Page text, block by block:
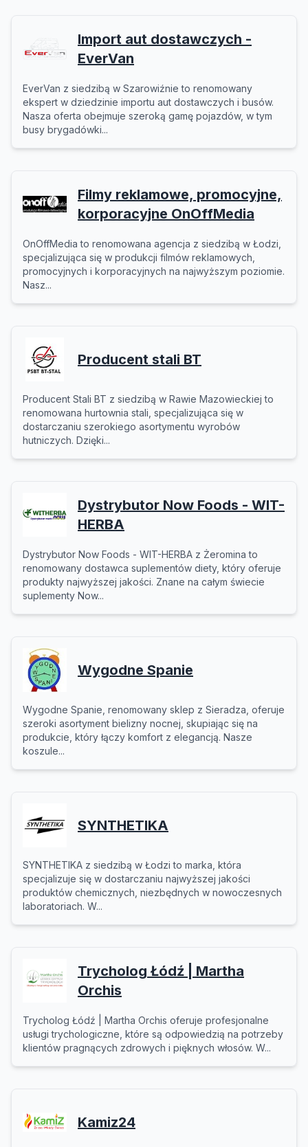
Import aut dostawczych -
EverVan
EverVan z siedzibą w Szarowiźnie to renomowany
ekspert w dziedzinie importu aut dostawczych i busów.
Nasza oferta obejmuje szeroką gamę pojazdów, w tym
busy brygadówki...
Filmy reklamowe, promocyjne,
korporacyjne OnOffMedia
OnOffMedia to renomowana agencja z siedzibą w Łodzi,
specjalizująca się w produkcji filmów reklamowych,
promocyjnych i korporacyjnych na najwyższym poziomie.
Nasz...
Producent stali BT
Producent Stali BT z siedzibą w Rawie Mazowieckiej to
renomowana hurtownia stali, specjalizująca się w
dostarczaniu szerokiego asortymentu wyrobów
hutniczych. Dzięki...
Dystrybutor Now Foods - WIT-
HERBA
Dystrybutor Now Foods - WIT-HERBA z Żeromina to
renomowany dostawca suplementów diety, który oferuje
produkty najwyższej jakości. Znane na całym świecie
suplementy Now...
Wygodne Spanie
Wygodne Spanie, renomowany sklep z Sieradza, oferuje
szeroki asortyment bielizny nocnej, skupiając się na
produkcie, który łączy komfort z elegancją. Nasze
koszule...
SYNTHETIKA
SYNTHETIKA z siedzibą w Łodzi to marka, która
specjalizuje się w dostarczaniu najwyższej jakości
produktów chemicznych, niezbędnych w nowoczesnych
laboratoriach. W...
Trycholog Łódź | Martha
Orchis
Trycholog Łódź | Martha Orchis oferuje profesjonalne
usługi trychologiczne, które są odpowiedzią na potrzeby
klientów pragnących zdrowych i pięknych włosów. W...
Kamiz24